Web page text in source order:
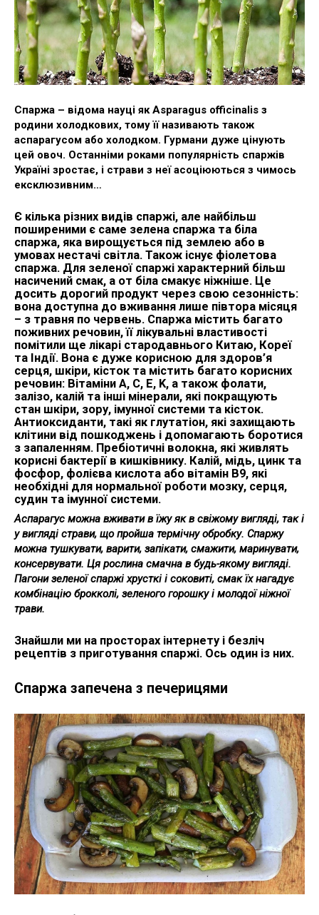
Спаржа – відома науці як Asparagus officinalis з
родини холодкових, тому її називають також
аспарагусом або холодком. Гурмани дуже цінують
цей овоч. Останніми роками популярність спаржів
Україні зростає, і страви з неї асоціюються з чимось
ексклюзивним…
Є кілька різних видів спаржі, але найбільш
поширеними є саме зелена спаржа та біла
спаржа, яка вирощується під землею або в
умовах нестачі світла. Також існує фіолетова
спаржа. Для зеленої спаржі характерний більш
насичений смак, а от біла смакує ніжніше. Це
досить дорогий продукт через свою сезонність:
вона доступна до вживання лише півтора місяця
– з травня по червень. Спаржа містить багато
поживних речовин, її лікувальні властивості
помітили ще лікарі стародавнього Китаю, Кореї
та Індії. Вона є дуже корисною для здоров’я
серця, шкіри, кісток та містить багато корисних
речовин: Вітаміни А, С, Е, K, а також фолати,
залізо, калій та інші мінерали, які покращують
стан шкіри, зору, імунної системи та кісток.
Антиоксиданти, такі як глутатіон, які захищають
клітини від пошкоджень і допомагають боротися
з запаленням. Пребіотичні волокна, які живлять
корисні бактерії в кишківнику. Калій, мідь, цинк та
фосфор, фолієва кислота або вітамін B9, які
необхідні для нормальної роботи мозку, серця,
судин та імунної системи.
Аспарагус можна вживати в їжу як в свіжому вигляді, так і
у вигляді страви, що пройша термічну обробку. Спаржу
можна тушкувати, варити, запікати, смажити, маринувати,
консервувати. Ця рослина смачна в будь-якому вигляді.
Пагони зеленої спаржі хрусткі і соковиті, смак їх нагадує
комбінацію брокколі, зеленого горошку і молодої ніжної
трави.
Знайшли ми на просторах інтернету і безліч
рецептів з приготування спаржі. Ось один із них.
Спаржа запечена з печерицями